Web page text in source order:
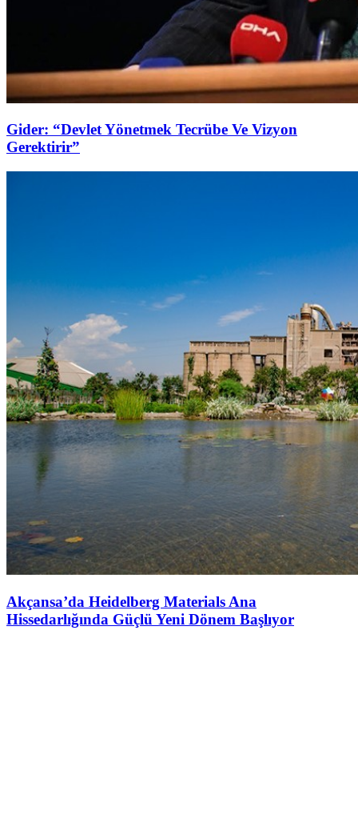
Gider: “Devlet Yönetmek Tecrübe Ve Vizyon
Gerektirir”
Akçansa’da Heidelberg Materials Ana
Hissedarlığında Güçlü Yeni Dönem Başlıyor